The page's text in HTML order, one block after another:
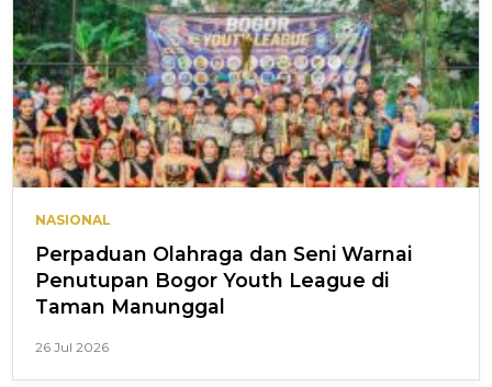
NASIONAL
Perpaduan Olahraga dan Seni Warnai
Penutupan Bogor Youth League di
Taman Manunggal
26 Jul 2026